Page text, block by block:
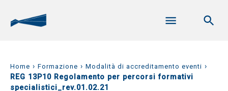
Home › Formazione › Modalità di accreditamento eventi ›
REG 13P10 Regolamento per percorsi formativi
specialistici_rev.01.02.21